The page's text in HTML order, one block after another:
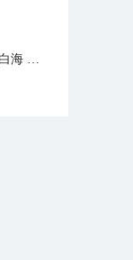
登陆